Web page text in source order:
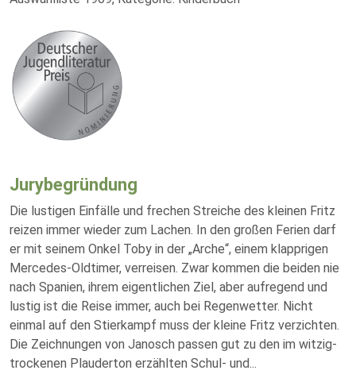
Jurybegründung
Die lustigen Einfälle und frechen Streiche des kleinen Fritz
reizen immer wieder zum Lachen. In den großen Ferien darf
er mit seinem Onkel Toby in der „Arche“, einem klapprigen
Mercedes-Oldtimer, verreisen. Zwar kommen die beiden nie
nach Spanien, ihrem eigentlichen Ziel, aber aufregend und
lustig ist die Reise immer, auch bei Regenwetter. Nicht
einmal auf den Stierkampf muss der kleine Fritz verzichten.
Die Zeichnungen von Janosch passen gut zu den im witzig-
trockenen Plauderton erzählten Schul- und...